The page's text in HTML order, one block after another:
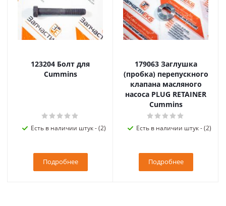
123204 Болт для
Cummins
Есть в наличии штук - (2)
Подробнее
179063 Заглушка
(пробка) перепускного
клапана масляного
насоса PLUG RETAINER
Cummins
Есть в наличии штук - (2)
Подробнее